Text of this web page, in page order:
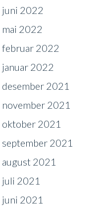
juni 2022
mai 2022
februar 2022
januar 2022
desember 2021
november 2021
oktober 2021
september 2021
august 2021
juli 2021
juni 2021